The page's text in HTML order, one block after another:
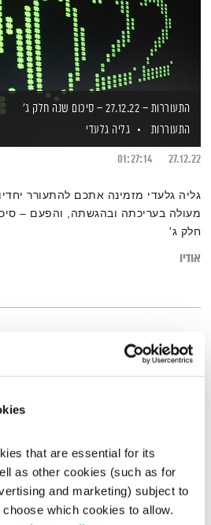
that are essential for its
as other cookies (such as for
and marketing) subject to
which cookies to allow.
התעוררות – 27.12.22 – סיכום שנה חלק ג'
התעוררות
גליה גלעדי
27.12.22
01:27:14
גליה גלעדי מזמינה אתכם להתעורר
חלק ג'
אודיו